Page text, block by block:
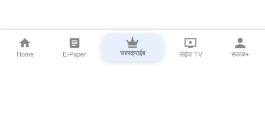
Home E-Paper सबस्क्राईब लाईव्ह TV सकाळ+